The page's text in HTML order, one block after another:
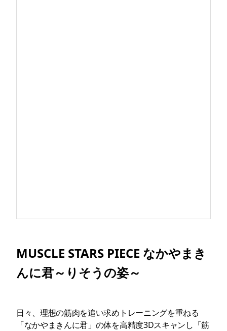
MUSCLE STARS PIECE なかやまき
んに君～りそうの姿～
日々、理想の筋肉を追い求めトレーニングを重ねる
「なかやまきんに君」の体を高精度3Dスキャンし「筋